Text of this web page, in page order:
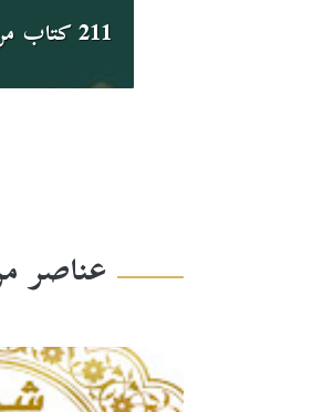
211 كتاب من كتب علوم القرآن
عناصر